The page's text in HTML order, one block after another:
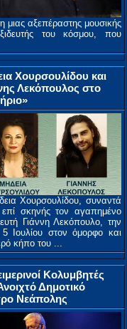
μιας αξεπέραστης μουσικής
του κόσμου, που
Χουρσουλίδου και
Λεκόπουλος στο
Χουρσουλίδου, συναντά
σκηνής τον αγαπημένο
Γιάννη Λεκόπουλο, την
5 Ιουλίου στον όμορφο και
κήπο του ...
Κολυμβητές
Δημοτικό
Νεάπολης